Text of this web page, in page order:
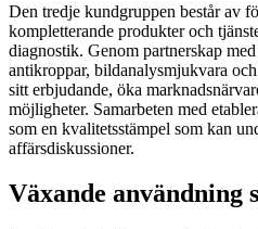
Den tredje kundgruppen består av
kompletterande produkter och
diagnostik. Genom partnerskap
antikroppar, bildanalysmjukvara
sitt erbjudande, öka
möjligheter. Samarbeten med
som en kvalitetsstämpel som kan
affärsdiskussioner.
Växande användning